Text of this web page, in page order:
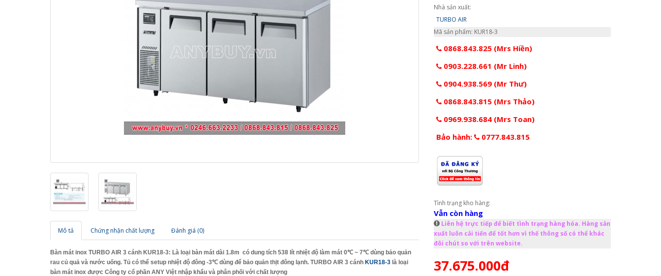
Mô tả Chứng nhận chất lượng Đánh giá (0)
Bàn mát inox TURBO AIR 3 cánh KUR18-3: Là loại bàn mát dài 1.8m có dung tích 538 lít nhiệt độ làm mát 0℃ ~ 7℃ dùng bảo quản
rau củ quả và nước uống. Tủ có thể setup nhiệt độ đông -3℃ dùng để bảo quản thịt đông lạnh. TURBO AIR 3 cánh KUR18-3 là loại
bàn mát inox được Công ty cổ phần ANY Việt nhập khẩu và phân phối với chất lượng
Nhà sản xuất:
TURBO AIR
Mã sản phẩm: KUR18-3
0868.843.825 (Mrs Hiền)
0903.228.661 (Mr Linh)
0904.938.569 (Mr Thư)
0868.843.815 (Mrs Thảo)
0969.938.684 (Mrs Toan)
Bảo hành:
0777.843.815
Tình trạng kho hàng:
Vẫn còn hàng
Liên hệ trực tiếp để biết tình trạng hàng hóa. Hàng sản
xuất luôn cải tiến để tốt hơn vì thế thông số có thể khác
đôi chút so với trên website.
37.675.000đ